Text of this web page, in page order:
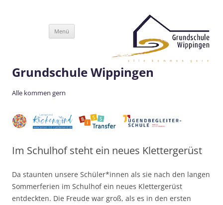
Grundschule Wippingen
Alle kommen gern
Menü
Im Schulhof steht ein neues Klettergerüst
Da staunten unsere Schüler*innen als sie nach den langen
Sommerferien im Schulhof ein neues Klettergerüst
entdeckten. Die Freude war groß, als es in den ersten